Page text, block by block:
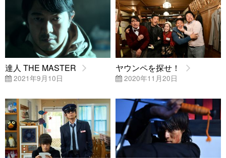
達人 THE MASTER
2021年9月10日
ヤウンペを探せ！
2020年11月20日